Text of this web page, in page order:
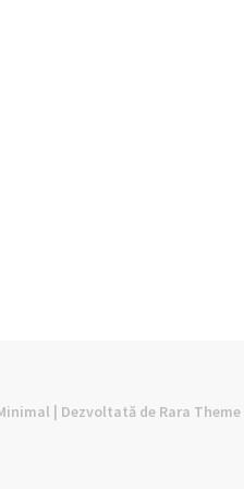
| Dezvoltată de Rara Theme